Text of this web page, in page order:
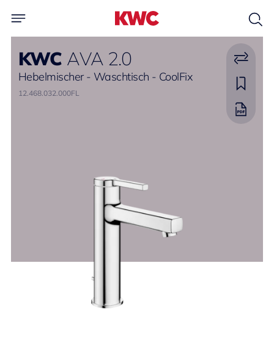
KWC AVA 2.0
Hebelmischer - Waschtisch - CoolFix
12.468.032.000FL